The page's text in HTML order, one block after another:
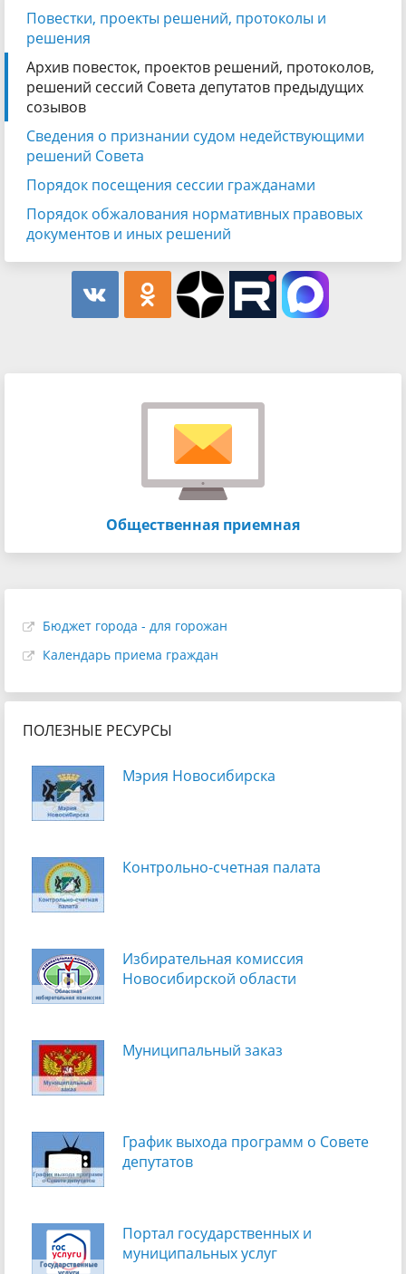
Повестки, проекты решений, протоколы и
решения
Архив повесток, проектов решений, протоколов,
решений сессий Совета депутатов предыдущих
созывов
Сведения о признании судом недействующими
решений Совета
Порядок посещения сессии гражданами
Порядок обжалования нормативных правовых
документов и иных решений
Общественная приемная
Бюджет города - для горожан
Календарь приема граждан
ПОЛЕЗНЫЕ РЕСУРСЫ
Мэрия Новосибирска
Контрольно-счетная палата
Избирательная комиссия
Новосибирской области
Муниципальный заказ
График выхода программ о Cовете
депутатов
Портал государственных и
муниципальных услуг